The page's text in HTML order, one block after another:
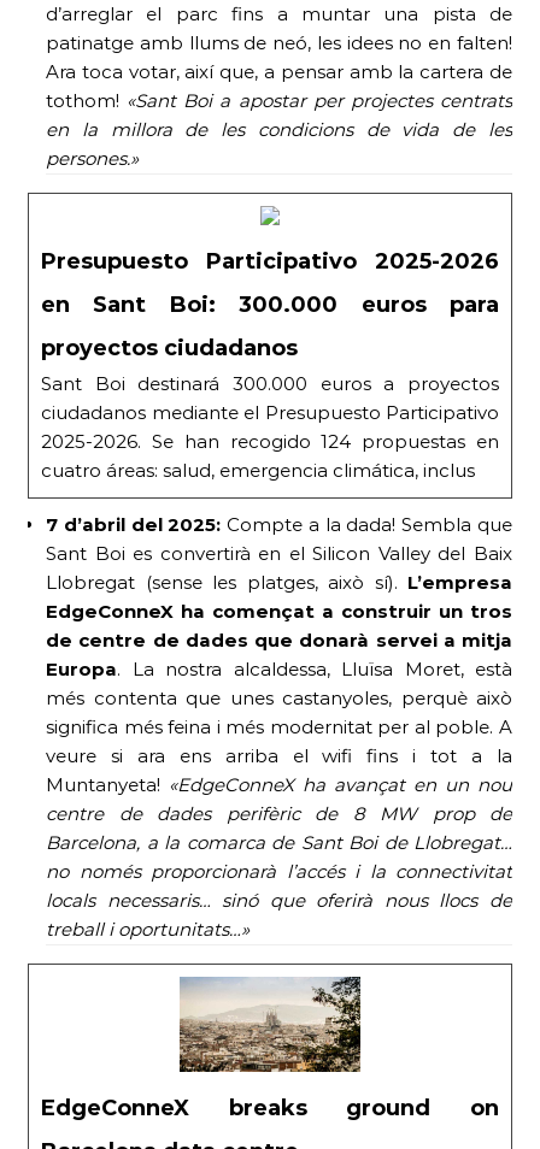
d’arreglar el parc fins a muntar una pista de
patinatge amb llums de neó, les idees no en falten!
Ara toca votar, així que, a pensar amb la cartera de
tothom! «Sant Boi a apostar per projectes centrats
en la millora de les condicions de vida de les
persones.»
Presupuesto Participativo 2025-2026
en Sant Boi: 300.000 euros para
proyectos ciudadanos
Sant Boi destinará 300.000 euros a proyectos
ciudadanos mediante el Presupuesto Participativo
2025-2026. Se han recogido 124 propuestas en
cuatro áreas: salud, emergencia climática, inclus
7 d’abril del 2025: Compte a la dada! Sembla que
Sant Boi es convertirà en el Silicon Valley del Baix
Llobregat (sense les platges, això sí). L’empresa
EdgeConneX ha començat a construir un tros
de centre de dades que donarà servei a mitja
Europa. La nostra alcaldessa, Lluïsa Moret, està
més contenta que unes castanyoles, perquè això
significa més feina i més modernitat per al poble. A
veure si ara ens arriba el wifi fins i tot a la
Muntanyeta! «EdgeConneX ha avançat en un nou
centre de dades perifèric de 8 MW prop de
Barcelona, ​​a la comarca de Sant Boi de Llobregat…
no només proporcionarà l’accés i la connectivitat
locals necessaris… sinó que oferirà nous llocs de
treball i oportunitats…»
EdgeConneX breaks ground on